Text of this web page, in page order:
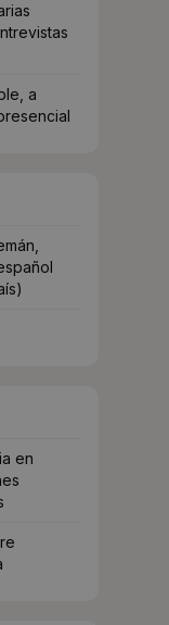
a
en